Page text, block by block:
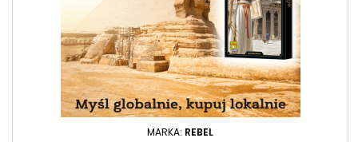
MARKA: REBEL